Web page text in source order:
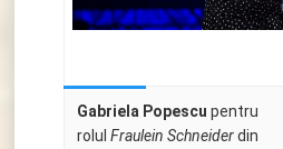
Gabriela Popescu pentru
rolul Fraulein Schneiderdin